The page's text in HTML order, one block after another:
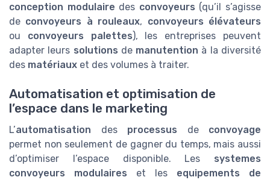
conception modulaire des convoyeurs (qu’il s’agisse
de convoyeurs à rouleaux, convoyeurs élévateurs
ou convoyeurs palettes), les entreprises peuvent
adapter leurs solutions de manutention à la diversité
des matériaux et des volumes à traiter.
Automatisation et optimisation de
l’espace dans le marketing
L’automatisation des processus de convoyage
permet non seulement de gagner du temps, mais aussi
d’optimiser l’espace disponible. Les systemes
convoyeurs modulaires et les equipements de